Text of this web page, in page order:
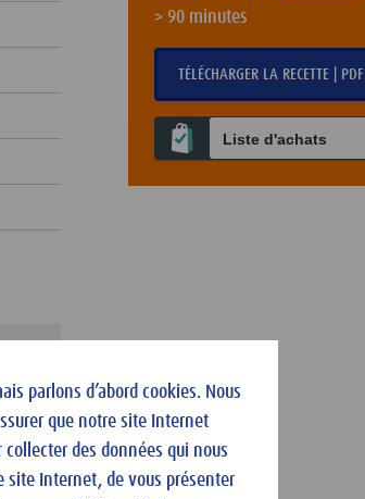
> 90 minutes
TÉLÉCHARGER LA RECETTE | PDF
Liste d'achats
parlons d’abord cookies. Nous
que notre site Internet
des données qui nous
site Internet, de vous présenter